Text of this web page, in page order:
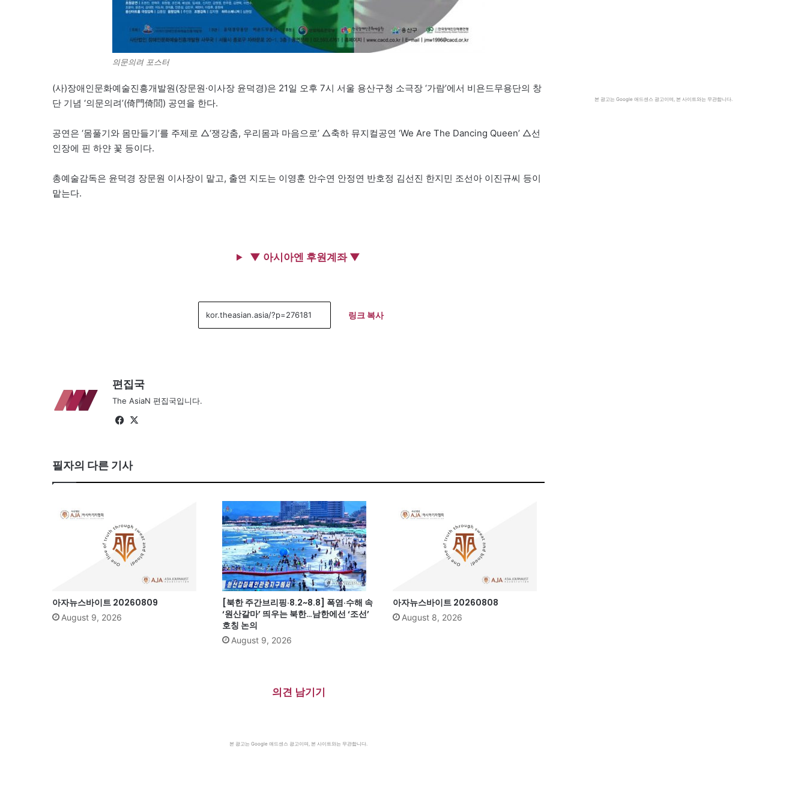
의문의려 포스터
(사)장애인문화예술진흥개발원(장문원·이사장 윤덕경)은 21일 오후 7시 서울 용산구청 소극장 ‘가람’에서 비욘드무용단의 창
단 기념 ‘의문의려’(倚門倚閭) 공연을 한다.
공연은 ‘몸풀기와 몸만들기’를 주제로 △‘쟁강춤, 우리몸과 마음으로’ △축하 뮤지컬공연 ‘We Are The Dancing Queen’ △선
인장에 핀 하얀 꽃 등이다.
총예술감독은 윤덕경 장문원 이사장이 맡고, 출연 지도는 이영훈 안수연 안정연 반호정 김선진 한지민 조선아 이진규씨 등이
맡는다.
▼ 아시아엔 후원계좌 ▼
링크 복사
편집국
The AsiaN 편집국입니다.
Fa
ok
필자의 다른 기사
아자뉴스바이트 20260809
August 9, 2026
[북한 주간브리핑·8.2~8.8] 폭염·수해 속
‘원산갈마’ 띄우는 북한…남한에선 ‘조선’
호칭 논의
August 9, 2026
아자뉴스바이트 20260808
August 8, 2026
의견 남기기
본 광고는 Google 애드센스 광고이며, 본 사이트와는 무관합니다.
본 광고는 Google 애드센스 광고이며, 본 사이트와는 무관합니다.